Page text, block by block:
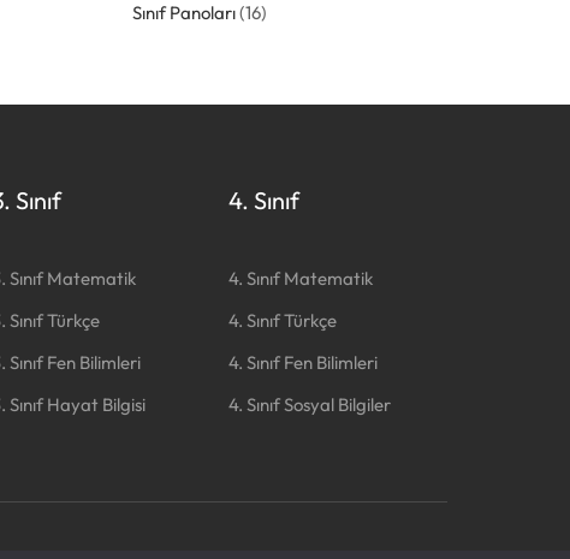
Sınıf Panoları(16)
Sınıf
Sınıf Matematik
Sınıf Türkçe
Sınıf Fen Bilimleri
Sınıf Hayat Bilgisi
4. Sınıf
4. Sınıf Matematik
4. Sınıf Türkçe
4. Sınıf Fen Bilimleri
4. Sınıf Sosyal Bilgiler